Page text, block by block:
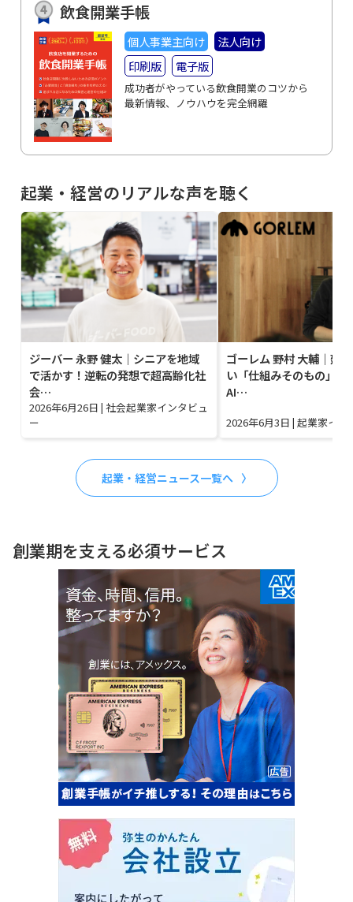
飲食開業手帳
個人事業主向け
法人向け
印刷版
電子版
成功者がやっている飲食開業のコツから
最新情報、ノウハウを完全網羅
起業・経営のリアルな声を聴く
ジーバー 永野 健太｜シニアを地域
で活かす！逆転の発想で超高齢化社
会…
2026年6月26日 | 社会起業家インタビュ
ー
ゴーレム 野村 大輔｜建
い「仕組みそのもの」に
AI…
2026年6月3日 | 起業家イン
起業・経営ニュース一覧へ
創業期を支える必須サービス